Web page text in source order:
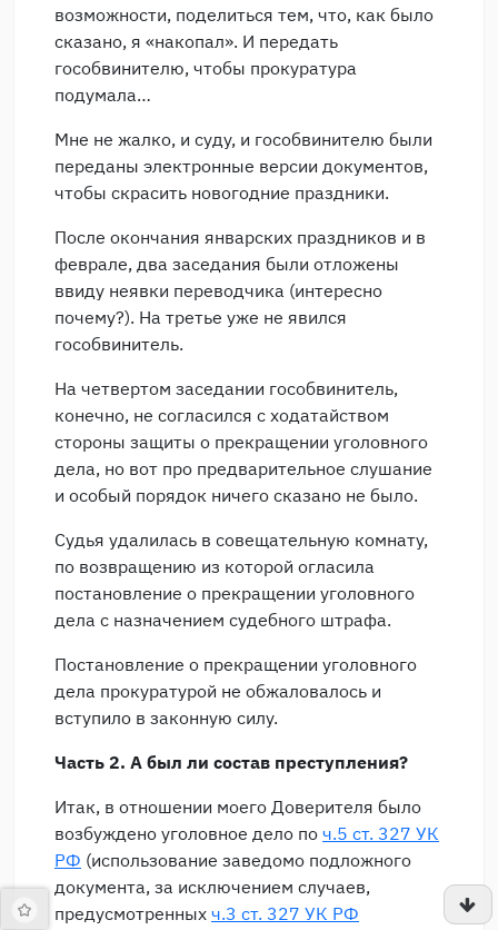
возможности, поделиться тем, что, как было
сказано, я «накопал». И передать
гособвинителю, чтобы прокуратура
подумала…
Мне не жалко, и суду, и гособвинителю были
переданы электронные версии документов,
чтобы скрасить новогодние праздники.
После окончания январских праздников и в
феврале, два заседания были отложены
ввиду неявки переводчика (интересно
почему?). На третье уже не явился
гособвинитель.
На четвертом заседании гособвинитель,
конечно, не согласился с ходатайством
стороны защиты о прекращении уголовного
дела, но вот про предварительное слушание
и особый порядок ничего сказано не было.
Судья удалилась в совещательную комнату,
по возвращению из которой огласила
постановление о прекращении уголовного
дела с назначением судебного штрафа.
Постановление о прекращении уголовного
дела прокуратурой не обжаловалось и
вступило в законную силу.
Часть 2. А был ли состав преступления?
Итак, в отношении моего Доверителя было
возбуждено уголовное дело по ч.5 ст. 327 УК
РФ (использование заведомо подложного
документа, за исключением случаев,
предусмотренных ч.3 ст. 327 УК РФ